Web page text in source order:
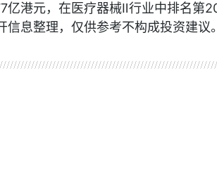
港元，在医疗器械Ⅱ行业中排名第
息整理，仅供参考不构成投资建议。